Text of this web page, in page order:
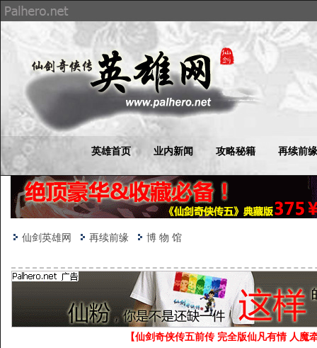
英雄首页 业内新闻 攻略秘籍 再续前缘
仙剑英雄网 再续前缘 博 物 馆
【仙剑奇侠传五前传 完全版仙凡有情 人魔